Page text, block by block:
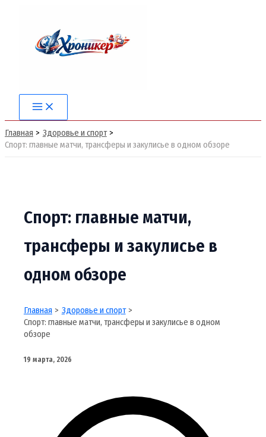
содержимому
Main
Menu
Главная
Здоровье и спорт
Спорт: главные матчи, трансферы и закулисье в одном обзоре
Спорт: главные матчи,
трансферы и закулисье в
одном обзоре
Главная
Здоровье и спорт
Спорт: главные матчи, трансферы и закулисье в одном
обзоре
19 марта, 2026